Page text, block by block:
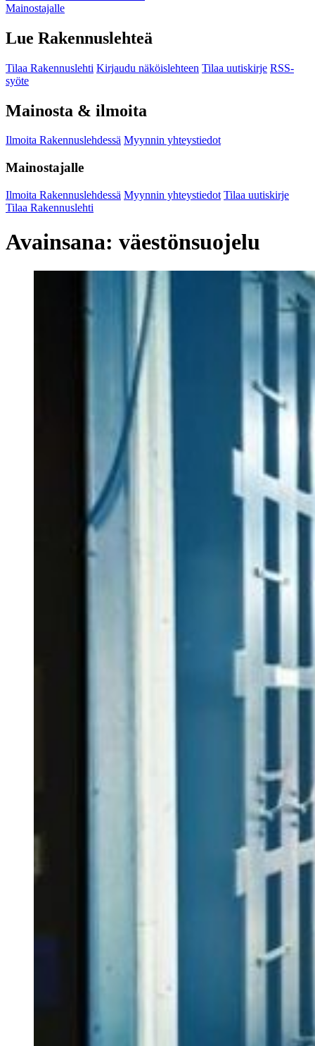
Mainostajalle
Lue Rakennuslehteä
Tilaa Rakennuslehti Kirjaudu näköislehteen Tilaa uutiskirje RSS-
syöte
Mainosta & ilmoita
Ilmoita Rakennuslehdessä Myynnin yhteystiedot
Mainostajalle
Ilmoita Rakennuslehdessä Myynnin yhteystiedot Tilaa uutiskirje
Tilaa Rakennuslehti
Avainsana: väestönsuojelu